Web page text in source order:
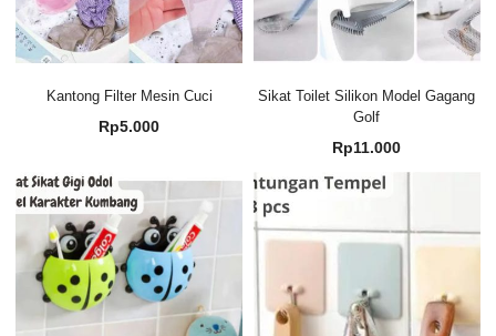
Kantong Filter Mesin Cuci
Rp5.000
Sikat Toilet Silikon Model Gagang
Golf
Rp11.000